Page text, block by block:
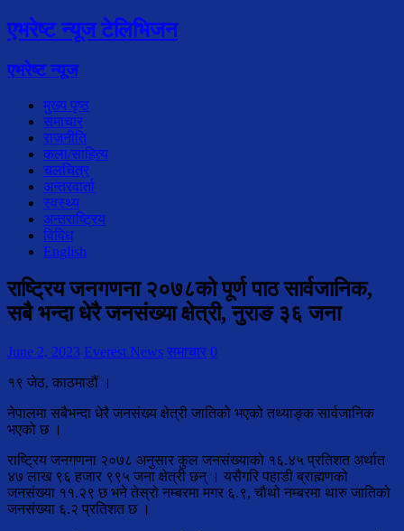
एभरेष्ट न्यूज टेलिभिजन
एभरेष्ट न्यूज
मुख्य पृष्ठ
समाचार
राजनीति
कला/साहित्य
चलचित्र
अन्तरवार्ता
स्वस्थ्य
अन्तराष्ट्रिय
विविध
English
राष्ट्रिय जनगणना २०७८को पूर्ण पाठ सार्वजानिक,
सबै भन्दा धेरै जनसंख्या क्षेत्री, नुराङ ३६ जना
June 2, 2023 Everest News समाचार 0
१९ जेठ, काठमाडौं ।
नेपालमा सबैभन्दा धेरै जनसंख्य क्षेत्री जातिकोे भएको तथ्याङ्क सार्वजानिक
भएको छ ।
राष्ट्रिय जनगणना २०७८ अनुसार कुल जनसंख्याको १६.४५ प्रतिशत अर्थात
४७ लाख ९६ हजार ९९५ जना क्षेत्री छन् । यसैगरि पहाडी ब्राह्मणको
जनसंख्या ११.२९ छ भने तेस्रो नम्बरमा मगर ६.९, चौथो नम्बरमा थारु जातिको
जनसंख्या ६.२ प्रतिशत छ ।